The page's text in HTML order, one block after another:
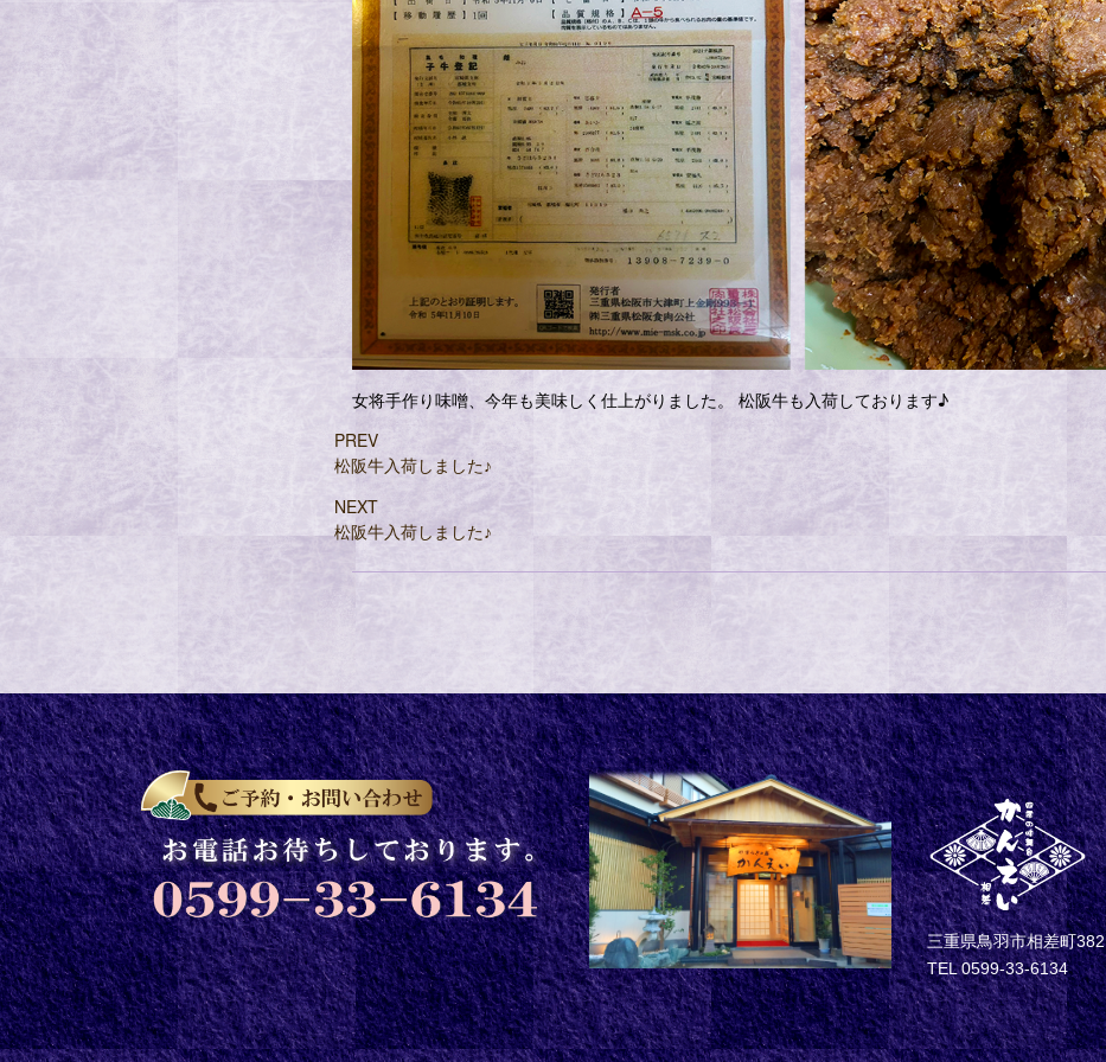
女将手作り味噌、今年も美味しく仕上がりました。 松阪牛も入荷しております♪
PREV
松阪牛入荷しました♪
NEXT
松阪牛入荷しました♪
三重県鳥羽市相差町382
TEL 0599-33-6134